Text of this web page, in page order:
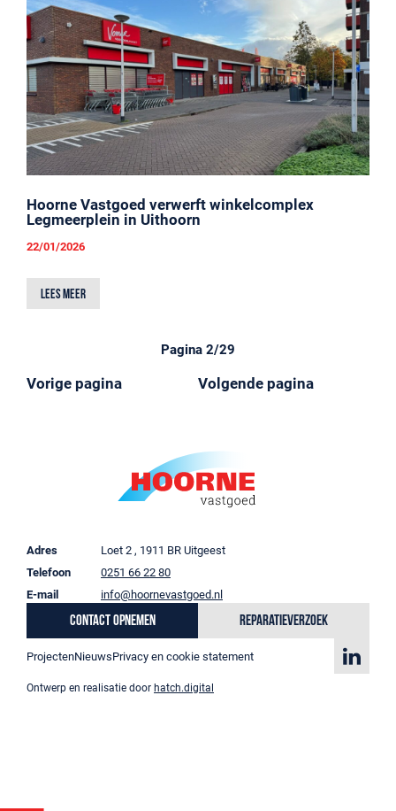
Hoorne Vastgoed verwerft winkelcomplex
Legmeerplein in Uithoorn
22/01/2026
Lees meer
Vorige pagina
Pagina 2/29
Volgende pagina
Adres
Loet 2 , 1911 BR Uitgeest
Telefoon
0251 66 22 80
E-mail
info@hoornevastgoed.nl
Contact opnemen Reparatieverzoek
ProjectenNieuwsPrivacy en cookie statement
Ontwerp en realisatie door hatch.digital